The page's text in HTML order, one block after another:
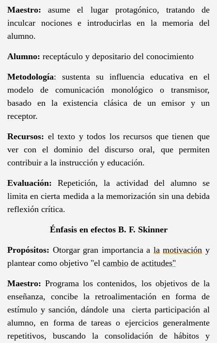
Maestro:asume el lugar protagónico, tratando de
inculcar nociones e introducirlas en la memoria del
alumno.
Alumno: receptáculo y depositario del conocimiento
Metodología: sustenta su influencia educativa en el
modelo de comunicación monológico o transmisor,
basado en la existencia clásica de un emisor y un
receptor.
Recursos: el texto y todos los recursos que tienen que
ver con el dominio del discurso oral, que permiten
contribuir a la instrucción y educación.
Evaluación:Repetición,
la actividad del alumno se
limita en cierta medida a la memorización sin una debida
reflexión crítica.
Énfasis en efectos B. F. Skinner
Propósitos: Otorgar gran importancia a la motivación y
plantear como objetivo "el cambiode actitudes"
Maestro: Programa los contenidos, los objetivos de la
enseñanza, concibe la retroalimentación en forma de
estímulo y sanción, dándole una cierta participación al
alumno, en forma de tareas o ejercicios generalmente
repetitivos, buscando la consolidación de hábitos y